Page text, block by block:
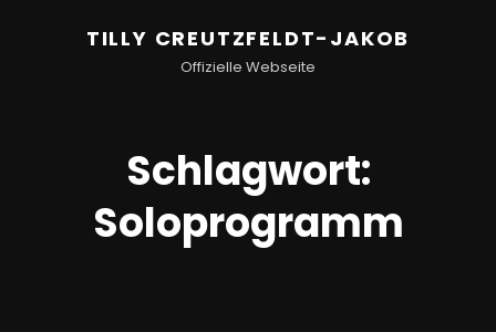
TILLY CREUTZFELDT-JAKOB
Offizielle Webseite
Schlagwort:
Soloprogramm